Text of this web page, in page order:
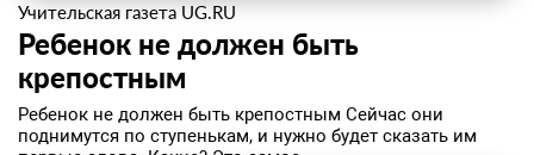
Учительская газета UG.RU
Ребенок не должен быть
крепостным
Ребенок не должен быть крепостным Сейчас они
поднимутся по ступенькам, и нужно будет сказать им